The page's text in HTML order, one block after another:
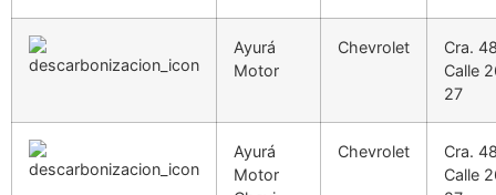
Ayurá
Motor
Chevrolet
Cra.
Calle
27
Ayurá
Motor
Chevrolet
Cra.
Calle